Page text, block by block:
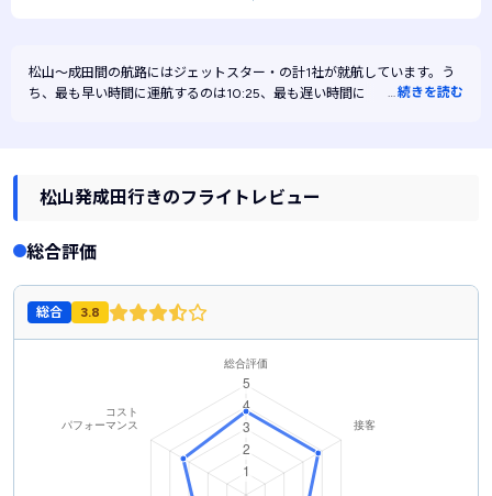
松山～成田間の航路にはジェットスター・ の計1社が就航しています。う
ち、最も早い時間に運航するのは10:25、最も遅い時間に運航するのは
…続きを読む
松山発成田行きのフライトレビュー
総合評価
総合 3.8